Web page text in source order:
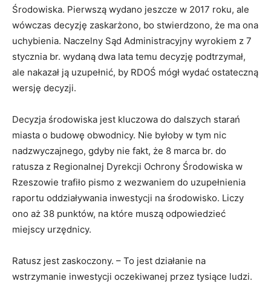
Środowiska. Pierwszą wydano jeszcze w 2017 roku, ale
wówczas decyzję zaskarżono, bo stwierdzono, że ma ona
uchybienia. Naczelny Sąd Administracyjny wyrokiem z 7
stycznia br. wydaną dwa lata temu decyzję podtrzymał,
ale nakazał ją uzupełnić, by RDOŚ mógł wydać ostateczną
wersję decyzji.
Decyzja środowiska jest kluczowa do dalszych starań
miasta o budowę obwodnicy. Nie byłoby w tym nic
nadzwyczajnego, gdyby nie fakt, że 8 marca br. do
ratusza z Regionalnej Dyrekcji Ochrony Środowiska w
Rzeszowie trafiło pismo z wezwaniem do uzupełnienia
raportu oddziaływania inwestycji na środowisko. Liczy
ono aż 38 punktów, na które muszą odpowiedzieć
miejscy urzędnicy.
Ratusz jest zaskoczony. – To jest działanie na
wstrzymanie inwestycji oczekiwanej przez tysiące ludzi.